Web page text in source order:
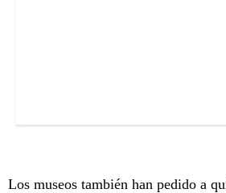
Los museos también han pedido a